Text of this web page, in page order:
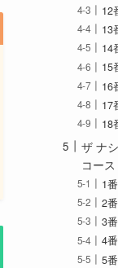
12
13
14
15
16
17
18
ザ ナ
コース
1
2
3
4
5